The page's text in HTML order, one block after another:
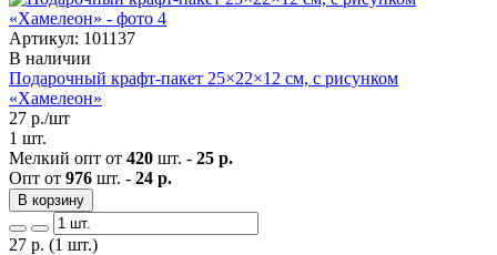
Артикул: 101137
В наличии
Подарочный крафт-пакет 25×22×12 см, с рисунком
«Хамелеон»
27 р./шт
1 шт.
Мелкий опт от 420 шт. - 25 р.
Опт от 976 шт. - 24 р.
В корзину
27 р. (1 шт.)